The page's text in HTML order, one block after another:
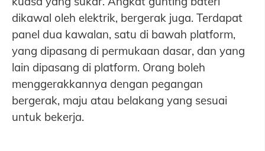
dikawal oleh elektrik, bergerak juga. Terdapat
panel dua kawalan, satu di bawah platform,
yang dipasang di permukaan dasar, dan yang
lain dipasang di platform. Orang boleh
menggerakkannya dengan pegangan
bergerak, maju atau belakang yang sesuai
untuk bekerja.